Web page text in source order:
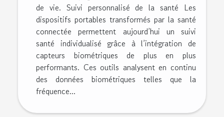
de vie. Suivi personnalisé de la santé Les
dispositifs portables transformés par la santé
connectée permettent aujourd’hui un suivi
santé individualisé grâce à l’intégration de
capteurs biométriques de plus en plus
performants. Ces outils analysent en continu
des données biométriques telles que la
fréquence...